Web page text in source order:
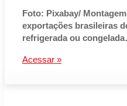
Foto: Pixabay/
exportações brasileiras
refrigerada ou
Acessar »